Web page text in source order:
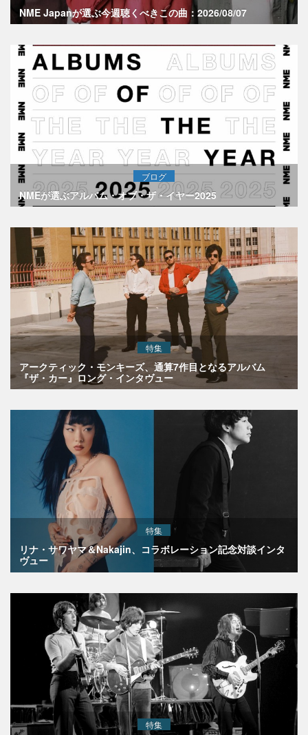
NME Japanが選ぶ今週聴くべきこの曲：2026/08/07
ブログ
NMEが選ぶアルバム・オブ・ザ・イヤー2025
特集
アークティック・モンキーズ、通算7作目となるアルバム
『ザ・カー』ロング・インタヴュー
特集
リナ・サワヤマ＆Nakajin、コラボレーション記念対談インタ
ヴュー
特集